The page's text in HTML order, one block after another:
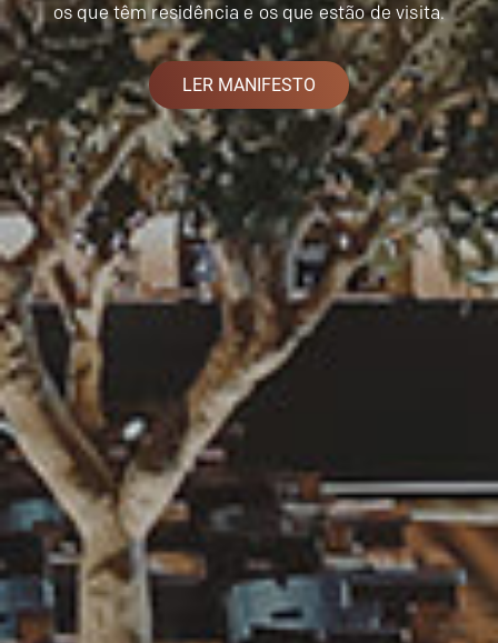
os que têm residência e os que estão de visita.
LER MANIFESTO